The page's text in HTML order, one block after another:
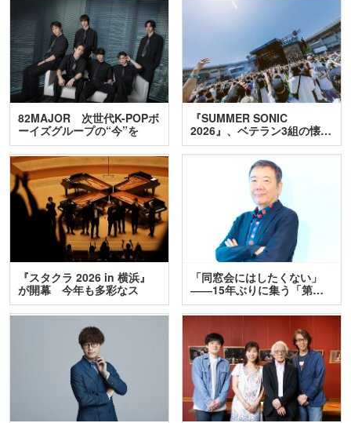
82MAJOR 次世代K-POPボ
ーイズグループの“今”を
訊…
『SUMMER SONIC
2026』、ベテラン3組の懐…
『スタクラ 2026 in 横浜』
が開幕 今年も多彩なス
テ…
「同窓会にはしたくない」
――15年ぶりに集う「第…